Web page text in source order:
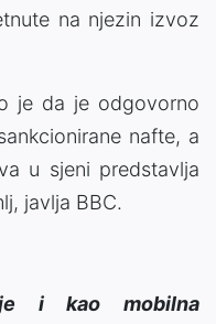
na njezin izvoz
je da je odgovorno
nafte, a
u sjeni predstavlja
javlja BBC.
je i kao mobilna